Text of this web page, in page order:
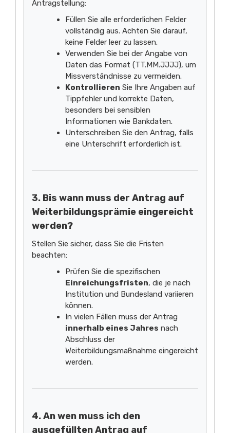
Antragstellung:
Füllen Sie alle erforderlichen Felder
vollständig aus. Achten Sie darauf,
keine Felder leer zu lassen.
Verwenden Sie bei der Angabe von
Daten das Format (TT.MM.JJJJ), um
Missverständnisse zu vermeiden.
Kontrollieren Sie Ihre Angaben auf
Tippfehler und korrekte Daten,
besonders bei sensiblen
Informationen wie Bankdaten.
Unterschreiben Sie den Antrag, falls
eine Unterschrift erforderlich ist.
3. Bis wann muss der Antrag auf
Weiterbildungsprämie eingereicht
werden?
Stellen Sie sicher, dass Sie die Fristen
beachten:
Prüfen Sie die spezifischen
Einreichungsfristen, die je nach
Institution und Bundesland variieren
können.
In vielen Fällen muss der Antrag
innerhalb eines Jahres nach
Abschluss der
Weiterbildungsmaßnahme eingereicht
werden.
4. An wen muss ich den
ausgefüllten Antrag auf